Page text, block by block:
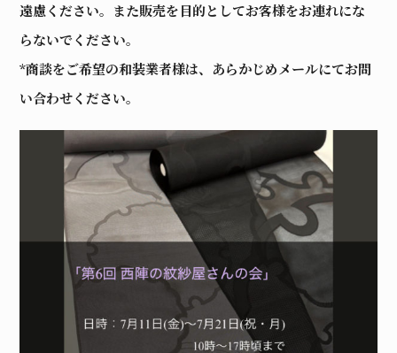
遠慮ください。また販売を目的としてお客様をお連れにな
らないでください。
*商談をご希望の和装業者様は、あらかじめメールにてお問
い合わせください。